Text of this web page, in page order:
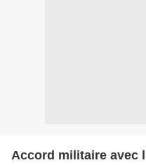
Accord militaire avec